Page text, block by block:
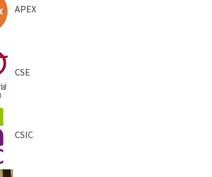
APEX
CSE
CSIC